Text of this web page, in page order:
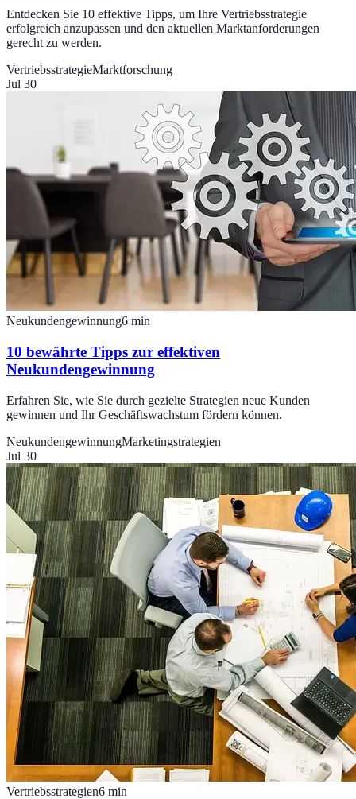
Entdecken Sie 10 effektive Tipps, um Ihre Vertriebsstrategie
erfolgreich anzupassen und den aktuellen Marktanforderungen
gerecht zu werden.
VertriebsstrategieMarktforschung
Jul 30
Neukundengewinnung6 min
10 bewährte Tipps zur effektiven
Neukundengewinnung
Erfahren Sie, wie Sie durch gezielte Strategien neue Kunden
gewinnen und Ihr Geschäftswachstum fördern können.
NeukundengewinnungMarketingstrategien
Jul 30
Vertriebsstrategien6 min